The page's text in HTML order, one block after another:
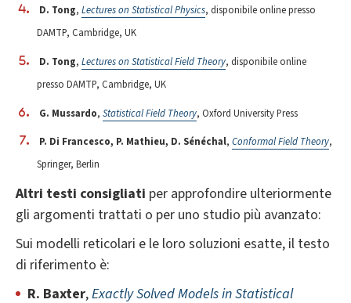
D. Tong, Lectures on Statistical Physics, disponibile online presso
DAMTP, Cambridge, UK
D. Tong, Lectures on Statistical Field Theory, disponibile online
presso DAMTP, Cambridge, UK
G. Mussardo, Statistical Field Theory, Oxford University Press
P. Di Francesco, P. Mathieu, D. Sénéchal, Conformal Field Theory,
Springer, Berlin
Altri testi consigliati per approfondire ulteriormente
gli argomenti trattati o per uno studio più avanzato:
Sui modelli reticolari e le loro soluzioni esatte, il testo
di riferimento è:
R. Baxter,Exactly Solved Models in Statistical